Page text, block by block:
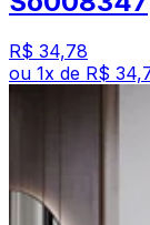
R$ 34,78
ou 1x de R$